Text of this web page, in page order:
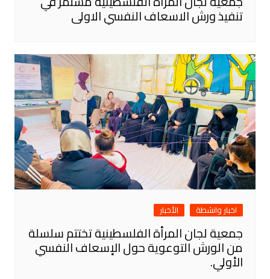
تنفيذ ورش الاسعاف النفسي الاولى
اخبار وانشطة الأخبار
جمعية لجان المرأة الفلسطينية تختتم سلسلة
من الورش التوعوية حول الإسعاف النفسي
الأولي.